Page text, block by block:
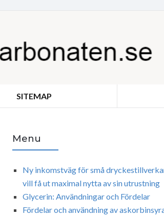
SITEMAP
Menu
Ny inkomstväg för små
vill få ut maximal nytta av sin utrustning
Glycerin: Användningar och Fördelar
Fördelar och användning av